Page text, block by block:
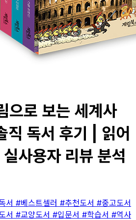
으로 보는 세계사
직 독서 후기 | 읽어
사용자 리뷰 분석
서 #베스트셀러 #추천도서 #중고도서
서 #교양도서 #입문서 #학습서 #역사